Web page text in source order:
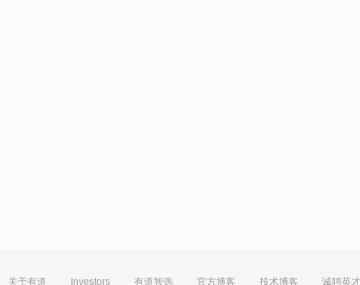
关于有道 Investors 有道智选 官方博客 技术博客 诚聘英才